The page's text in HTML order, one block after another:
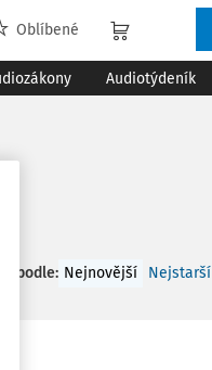
Oblíbené
Audiotýdeník
podle: Nejnovější Nejstarší